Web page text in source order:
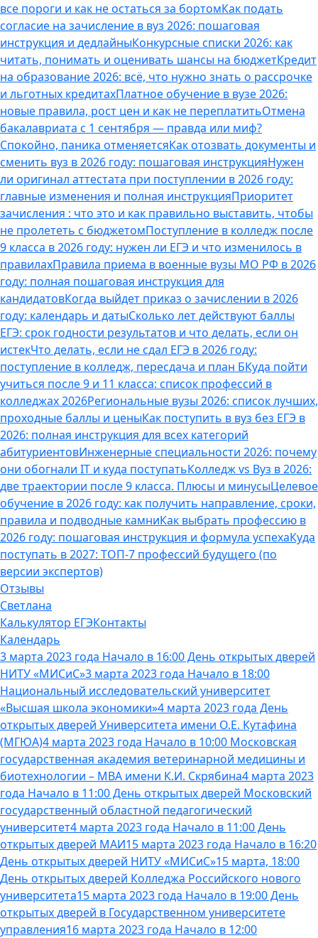
все пороги и как не остаться за бортомКак подать
согласие на зачисление в вуз 2026: пошаговая
инструкция и дедлайныКонкурсные списки 2026: как
читать, понимать и оценивать шансы на бюджетКредит
на образование 2026: всё, что нужно знать о рассрочке
и льготных кредитахПлатное обучение в вузе 2026:
новые правила, рост цен и как не переплатитьОтмена
бакалавриата с 1 сентября — правда или миф?
Спокойно, паника отменяетсяКак отозвать документы и
сменить вуз в 2026 году: пошаговая инструкцияНужен
ли оригинал аттестата при поступлении в 2026 году:
главные изменения и полная инструкцияПриоритет
зачисления : что это и как правильно выставить, чтобы
не пролететь с бюджетомПоступление в колледж после
9 класса в 2026 году: нужен ли ЕГЭ и что изменилось в
правилахПравила приема в военные вузы МО РФ в 2026
году: полная пошаговая инструкция для
кандидатовКогда выйдет приказ о зачислении в 2026
году: календарь и датыСколько лет действуют баллы
ЕГЭ: срок годности результатов и что делать, если он
истекЧто делать, если не сдал ЕГЭ в 2026 году:
поступление в колледж, пересдача и план БКуда пойти
учиться после 9 и 11 класса: список профессий в
колледжах 2026Региональные вузы 2026: список лучших,
проходные баллы и ценыКак поступить в вуз без ЕГЭ в
2026: полная инструкция для всех категорий
абитуриентовИнженерные специальности 2026: почему
они обогнали IT и куда поступатьКолледж vs Вуз в 2026:
две траектории после 9 класса. Плюсы и минусыЦелевое
обучение в 2026 году: как получить направление, сроки,
правила и подводные камниКак выбрать профессию в
2026 году: пошаговая инструкция и формула успехаКуда
поступать в 2027: ТОП-7 профессий будущего (по
версии экспертов)
Отзывы
Светлана
Калькулятор ЕГЭКонтакты
Календарь
3 марта 2023 года Начало в 16:00 День открытых дверей
НИТУ «МИСиС»3 марта 2023 года Начало в 18:00
Национальный исследовательский университет
«Высшая школа экономики»4 марта 2023 года День
открытых дверей Университета имени О.Е. Кутафина
(МГЮА)4 марта 2023 года Начало в 10:00 Московская
государственная академия ветеринарной медицины и
биотехнологии – МВА имени К.И. Скрябина4 марта 2023
года Начало в 11:00 День открытых дверей Московский
государственный областной педагогический
университет4 марта 2023 года Начало в 11:00 День
открытых дверей МАИ15 марта 2023 года Начало в 16:20
День открытых дверей НИТУ «МИСиС»15 марта, 18:00
День открытых дверей Колледжа Российского нового
университета15 марта 2023 года Начало в 19:00 День
открытых дверей в Государственном университете
управления16 марта 2023 года Начало в 12:00